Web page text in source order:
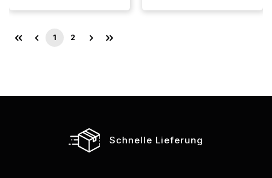
1 2
Schnelle Lieferung